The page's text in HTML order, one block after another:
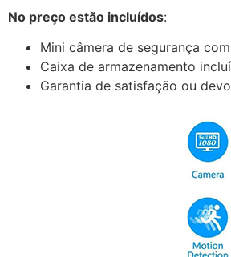
No preço estão incluídos:
Mini câmera de segurança
Caixa de armazenamento
Garantia de satisfação ou